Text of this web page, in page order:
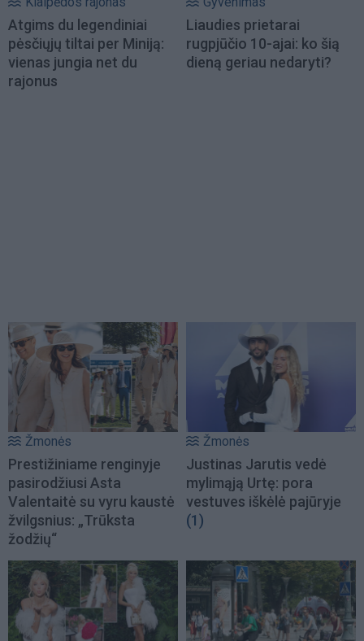
Atgims du legendiniai
pėsčiųjų tiltai per Miniją:
vienas jungia net du
rajonus
Liaudies prietarai
rugpjūčio 10-ajai: ko šią
dieną geriau nedaryti?
Žmonės
Prestižiniame renginyje
pasirodžiusi Asta
Valentaitė su vyru kaustė
žvilgsnius: „Trūksta
žodžių“
Žmonės
Justinas Jarutis vedė
mylimąją Urtę: pora
vestuves iškėlė pajūryje
(1)